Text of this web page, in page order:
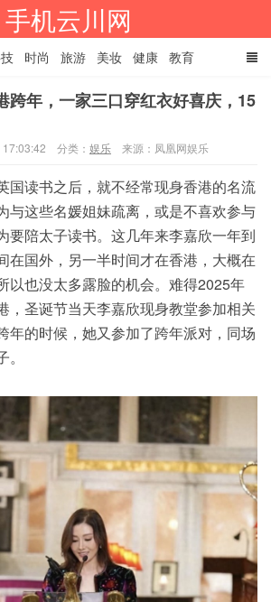
手机云川网
时尚 旅游 美妆 健康 教育
TAGS
跨年，一家三口穿红衣好喜庆，15
分类： 娱乐 来源：凤凰网娱乐
国读书之后，就不经常现身香港的名流
与这些名媛姐妹疏离，或是不喜欢参与
要陪太子读书。这几年来李嘉欣一年到
在国外，另一半时间才在香港，大概在
以也没太多露脸的机会。难得2025年
，圣诞节当天李嘉欣现身教堂参加相关
年的时候，她又参加了跨年派对，同场